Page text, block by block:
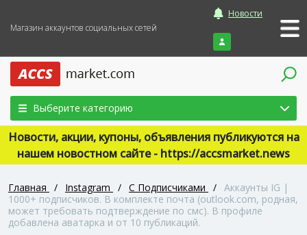
Магазин аккаунтов социальных сетей
Новости
Войти
Выберите категорию
Новости, акции, купоны, объявления публикуются на
нашем новостном сайте - https://accsmarket.news
Главная / Instagram / С Подписчиками / Аккаунты IG |
1000+ подписчиков. В комплекте почта (outlook.com, родная,
может требовать подтверждение по смс). В профиле
добавлена аватарка и от 10 публикаций.